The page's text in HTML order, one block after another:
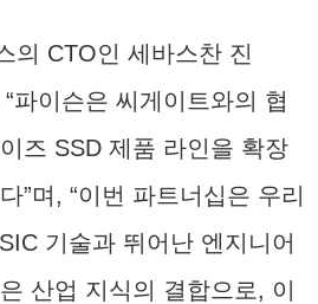
의 CTO인 세바스찬 진
파이슨은 씨게이트와의 협
즈 SSD 제품 라인을 확장
”며, “이번 파트너십은 우리
기술과 뛰어난 엔지니어
산업 지식의 결합으로, 이